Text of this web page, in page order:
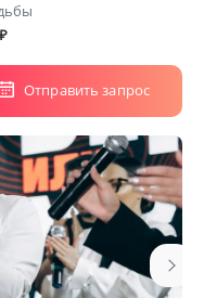
₽
Отправить запрос